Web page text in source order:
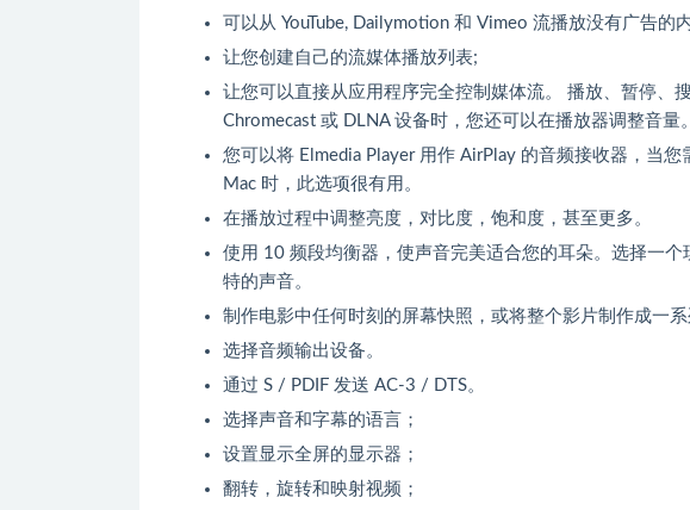
可以从 YouTube, Dailymotion 和 Vimeo 流播放没有广告的
让您创建自己的流媒体播放列表;
让您可以直接从应用程序完全控制媒体流。 播放、暂停、
Chromecast 或 DLNA 设备时，您还可以在播放器调整音量。
您可以将 Elmedia Player 用作 AirPlay 的音频接收器，当
Mac 时，此选项很有用。
在播放过程中调整亮度，对比度，饱和度，甚至更多。
使用 10 频段均衡器，使声音完美适合您的耳朵。选择一
特的声音。
制作电影中任何时刻的屏幕快照，或将整个影片制作成一系
选择音频输出设备。
通过 S / PDIF 发送 AC-3 / DTS。
选择声音和字幕的语言；
设置显示全屏的显示器；
翻转，旋转和映射视频；